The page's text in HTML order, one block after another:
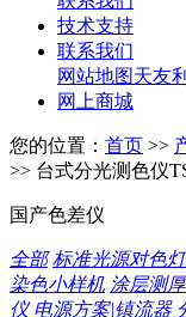
技术支持
联系我们
网站地图天友
网上商城
您的位置： 首页 >>
>> 台式分光测色仪
国产色差仪
全部 标准光源对色
染色小样机 涂层测
仪 电源方案|镇流器